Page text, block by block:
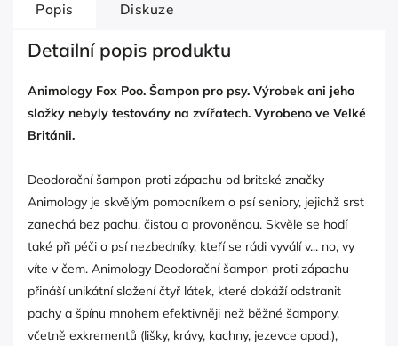
Popis Diskuze
Detailní popis produktu
Animology Fox Poo. Šampon pro psy. Výrobek ani jeho
složky nebyly testovány na zvířatech. Vyrobeno ve Velké
Británii.
Deodorační šampon proti zápachu od britské značky
Animology je skvělým pomocníkem o psí seniory, jejichž srst
zanechá bez pachu, čistou a provoněnou. Skvěle se hodí
také při péči o psí nezbedníky, kteří se rádi vyválí v... no, vy
víte v čem. Animology Deodorační šampon proti zápachu
přináší unikátní složení čtyř látek, které dokáží odstranit
pachy a špínu mnohem efektivněji než běžné šampony,
včetně exkrementů (lišky, krávy, kachny, jezevce apod.),